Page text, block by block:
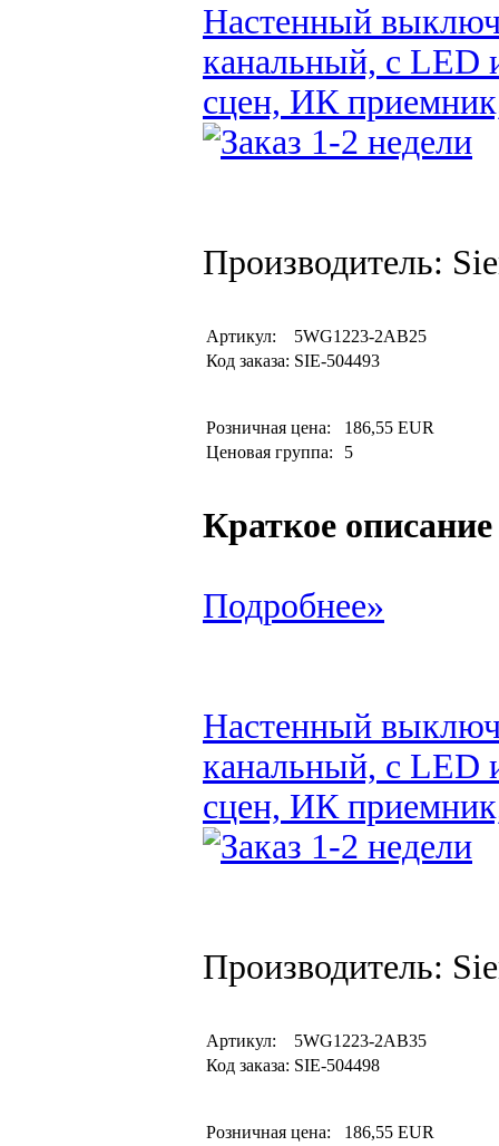
Настенный
канальный, с LED
сцен, ИК
Производитель:
Артикул:
5WG1223-2AB25
Код заказа: SIE-504493
Розничная цена:
186,55 EUR
Ценовая группа:
5
Краткое описание
Подробнее»
Настенный
канальный, с LED
сцен, ИК
Производитель:
Артикул:
5WG1223-2AB35
Код заказа: SIE-504498
Розничная цена:
186,55 EUR